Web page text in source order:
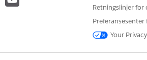
For å konfigurere integrert
Retningslinjer for
Your